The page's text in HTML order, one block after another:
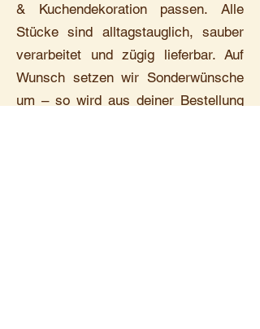
& Kuchendekoration passen. Alle
Stücke sind alltagstauglich, sauber
verarbeitet und zügig lieferbar. Auf
Wunsch setzen wir Sonderwünsche
um – so wird aus deiner Bestellung